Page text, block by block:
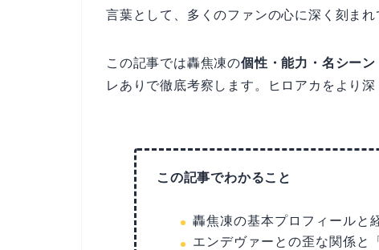
言葉として、多くのファンの心に深く刻まれ
この記事では轟焦凍の個性・能力・名シー
レありで徹底考察します。ヒロアカをより
この記事でわかること
轟焦凍の基本プロフィールと
エンデヴァーとの歪な関係と